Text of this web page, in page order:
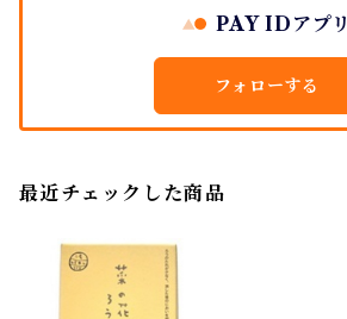
PAY IDアプリ
フォローする
最近チェックした商品